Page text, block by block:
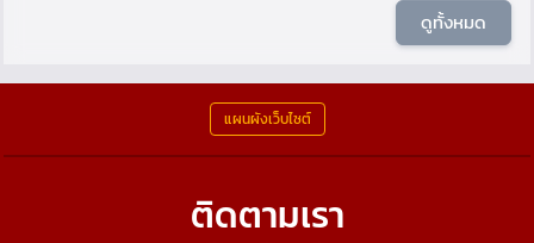
ดูทั้งหมด
แผนผังเว็บไซต์
ติดตามเรา